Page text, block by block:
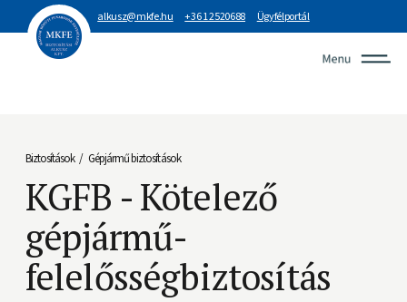
alkusz@mkfe.hu +36 1 2520688 Ügyfélportál
Biztosítások / Gépjármű biztosítások
KGFB - Kötelező
gépjármű-
felelősségbiztosítás